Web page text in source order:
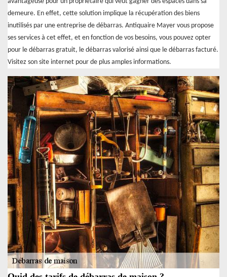
demeure. En effet, cette solution implique la récupération des biens
inutilisés par une entreprise de débarras. Antiquaire Mayer vous propose
ses services à cet effet, et en fonction de vos besoins, vous pouvez opter
pour le débarras gratuit, le débarras valorisé ainsi que le débarras facturé.
Visitez son site internet pour de plus amples informations.